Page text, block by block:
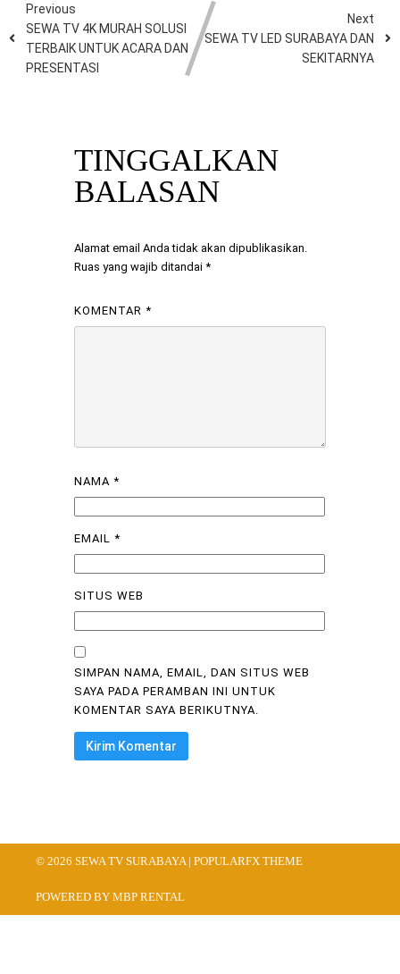
Previous
SEWA TV 4K MURAH SOLUSI
TERBAIK UNTUK ACARA DAN
PRESENTASI
Next
SEWA TV LED SURABAYA DAN
SEKITARNYA
TINGGALKAN
BALASAN
Alamat email Anda tidak akan dipublikasikan.
Ruas yang wajib ditandai *
KOMENTAR *
NAMA *
EMAIL *
SITUS WEB
SIMPAN NAMA, EMAIL, DAN SITUS WEB
SAYA PADA PERAMBAN INI UNTUK
KOMENTAR SAYA BERIKUTNYA.
© 2026 SEWA TV SURABAYA | POPULARFX THEME
POWERED BY MBP RENTAL